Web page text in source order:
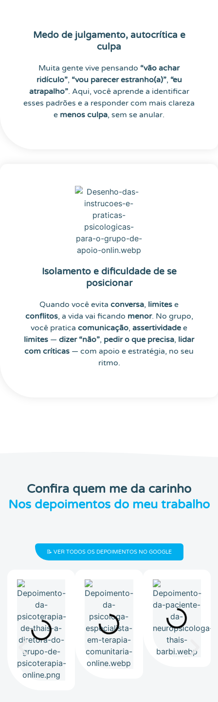
Medo de julgamento, autocrítica e
culpa
Muita gente vive pensando “vão achar
ridículo”, “vou parecer estranho(a)”, “eu
atrapalho”. Aqui, você aprende a identificar
esses padrões e a responder com mais clareza
e menos culpa, sem se anular.
Isolamento e dificuldade de se
posicionar
Quando você evita conversa, limites e
conflitos, a vida vai ficando menor. No grupo,
você pratica comunicação, assertividade e
limites — dizer “não”, pedir o que precisa, lidar
com críticas — com apoio e estratégia, no seu
ritmo.
Confira quem me da carinho
Nos depoimentos do meu trabalho
📝 VER TODOS OS DEPOIMENTOS NO GOOGLE